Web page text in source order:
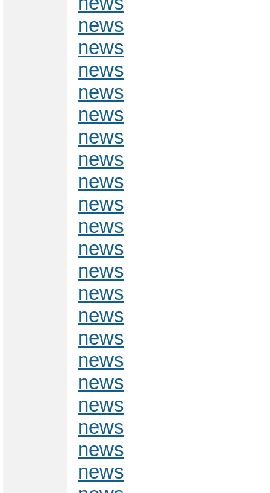
news
news
news
news
news
news
news
news
news
news
news
news
news
news
news
news
news
news
news
news
news